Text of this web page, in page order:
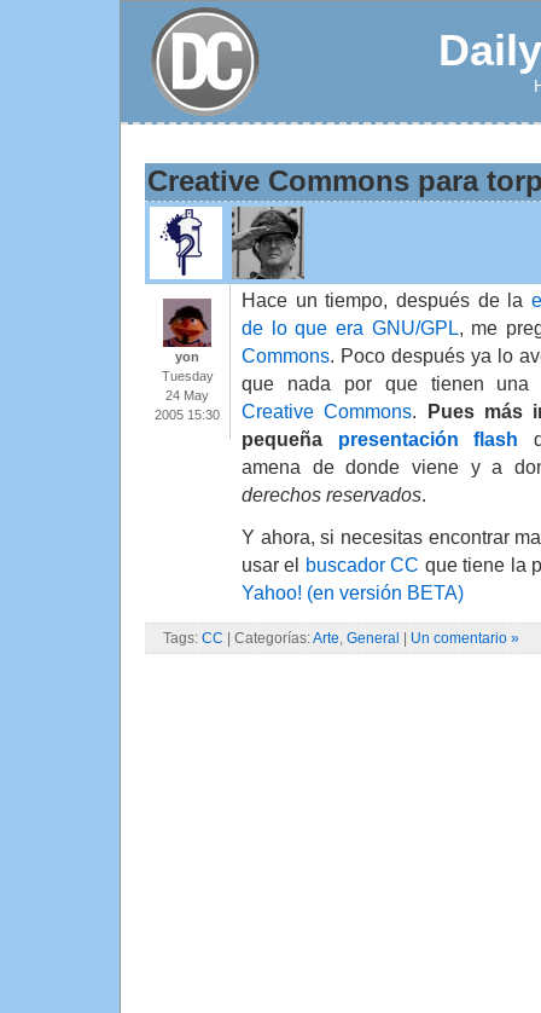
Creative Commons para
yon
Tuesday
24 May
2005 15:30
Hace un tiempo, después de la
de lo que era GNU/GPL
, me
Commons . Poco después ya lo
que nada por que tienen una
Creative Commons
Pues más
pequeña presentación flash
amena de donde viene y a
derechos reservados
Y ahora, si necesitas encontrar
usar el buscador CC que tiene la
Yahoo! (en versión BETA)
Tags: CC | Categorías:Arte General | Un comentario »